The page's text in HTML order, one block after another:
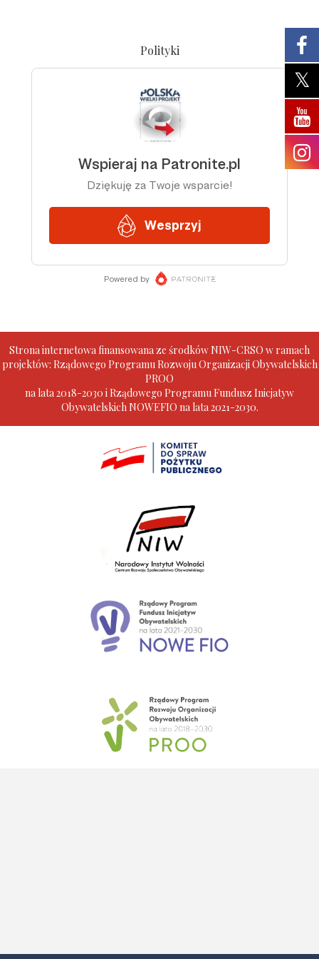
Polityki
Strona internetowa finansowana ze środków NIW-CRSO w ramach
projektów: Rządowego Programu Rozwoju Organizacji Obywatelskich
PROO
na lata 2018-2030 i Rządowego Programu Fundusz Inicjatyw
Obywatelskich NOWEFIO na lata 2021-2030.